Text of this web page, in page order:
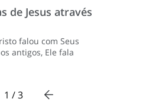
de Jesus através
falou com Seus
antigos, Ele fala
1 / 3